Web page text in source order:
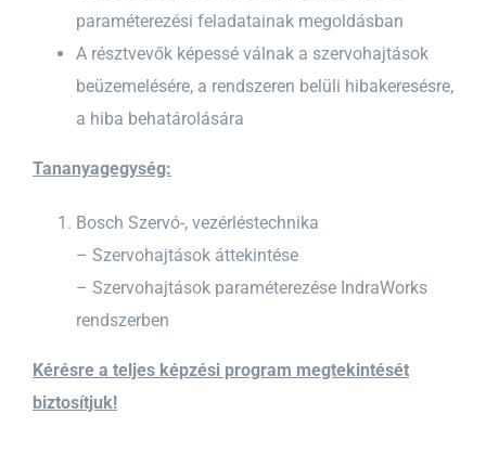
paraméterezési feladatainak megoldásban
A résztvevők képessé válnak a szervohajtások
beüzemelésére, a rendszeren belüli hibakeresésre,
a hiba behatárolására
Tananyagegység:
Bosch Szervó-, vezérléstechnika
– Szervohajtások áttekintése
– Szervohajtások paraméterezése IndraWorks
rendszerben
Kérésre a teljes képzési program megtekintését
biztosítjuk!